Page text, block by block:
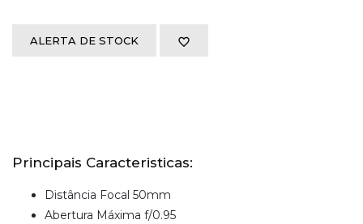
ALERTA DE STOCK
Principais Caracteristicas:
Distância Focal 50mm
Abertura Máxima f/0.95